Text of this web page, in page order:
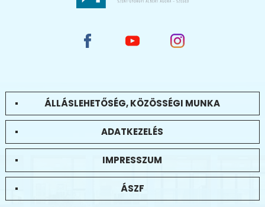
ÁLLÁSLEHETŐSÉG, KÖZÖSSÉGI MUNKA
ADATKEZELÉS
IMPRESSZUM
ÁSZF